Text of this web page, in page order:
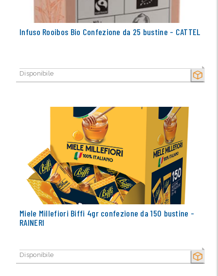
SECCO
Infuso Rooibos Bio Confezione da 25 bustine - CATTEL
Disponibile
SECCO
Miele Millefiori Biffi 4gr confezione da 150 bustine -
RAINERI
Disponibile